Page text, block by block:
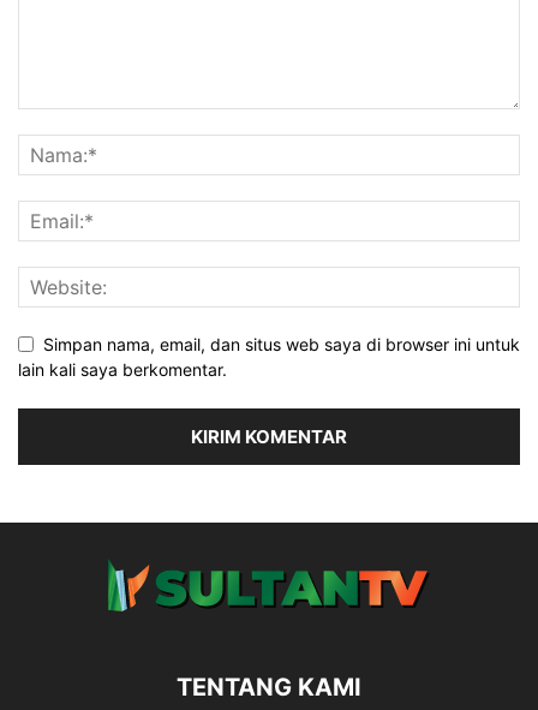
Simpan nama, email, dan situs web saya di browser ini untuk
lain kali saya berkomentar.
TENTANG KAMI